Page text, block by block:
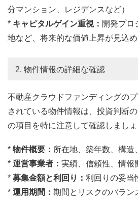
分マンション、レジデンスなど）
* キャピタルゲイン重視： 開発プロ
地など、将来的な価値上昇が見込
2. 物件情報の詳細な確認
不動産クラウドファンディングの
されている物件情報は、投資判断
の項目を特に注意して確認しましょ
* 物件概要： 所在地、築年数、構造
* 運営事業者： 実績、信頼性、情報
* 募集金額と利回り： 利回りの妥当
* 運用期間： 期間とリスクのバラン